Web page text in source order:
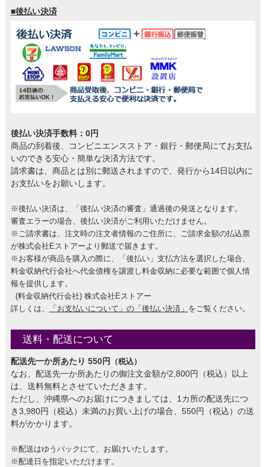
■後払い決済
後払い決済手数料：0円
商品の到着後、コンビニエンスストア・銀行・郵便局にてお支払
いのできる安心・簡単な決済方法です。
請求書は、商品とは別に郵送されますので、発行から14日以内に
お支払いをお願いします。
※後払い決済は、「後払い決済の審査」通過後の発送となります。
審査エラーの場合、後払い決済がご利用いただけません。
※ご請求書は、注文時の注文者情報のご住所に、ご請求金額の払込票
が株式会社Eストアーより郵送で届きます。
※お客様が商品を購入の際に、「後払い」支払方法を選択した場合、
料金収納代行会社へ代金債権を譲渡し料金収納に必要な範囲で個人情
報を提供します。
(料金収納代行会社) 株式会社Eストアー
詳しくは、
「お支払いについて」の「後払い決済」 をご覧ください。
送料・配送について
配送先一か所あたり 550円 （税込）
なお、配送先一か所あたりの御注文金額が2,800円（税込）以上
は、送料無料とさせていただきます。
ただし、沖縄県へのお届けにつきましては、1カ所の配送先につ
き3,980円（税込）未満のお買い上げの場合、550円（税込）の送
料がかかります。
※配送はゆうパックにて、お届けいたします。
※配達日を指定いただけます。